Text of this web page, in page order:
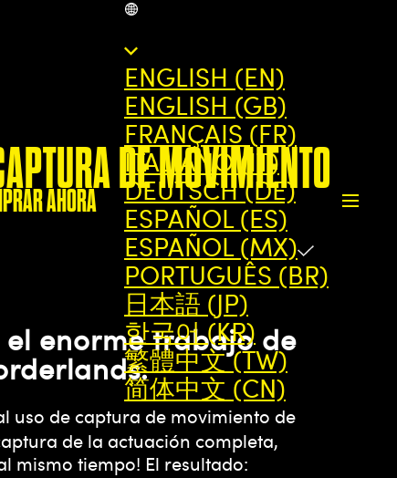
AHORA
ENGLISH (EN)
ENGLISH (GB)
FRANÇAIS (FR)
ITALIANO (IT)
DEUTSCH (DE)
ESPAÑOL (ES)
ESPAÑOL (MX)
PORTUGUÊS (BR)
日本語 (JP)
한국어 (KR)
繁體中文 (TW)
简体中文 (CN)
DE MOVIMIENTO
enorme trabajo de
uso de captura de movimiento de
de la actuación completa,
mismo tiempo! El resultado: